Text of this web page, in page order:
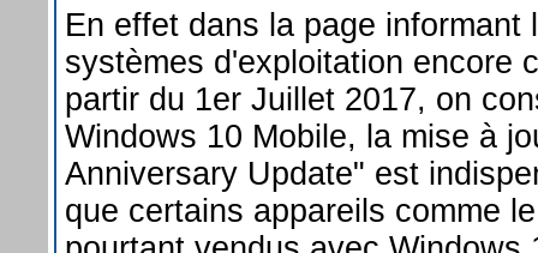
En effet dans la page informant
systèmes d'exploitation encore
partir du 1er Juillet 2017, on
Windows 10 Mobile, la mise à
Anniversary Update" est
que certains appareils comme